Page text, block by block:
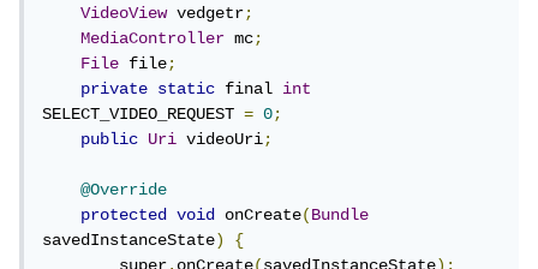
VideoView vedgetr;
MediaController mc;
File file;
private
static final int
SELECT_VIDEO_REQUEST = 0;
public
Uri videoUri;
@Override
protected
void onCreate(Bundle
savedInstanceState)
{